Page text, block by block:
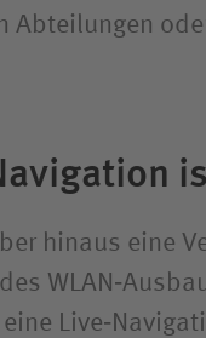
Abteilungen
hinaus eine